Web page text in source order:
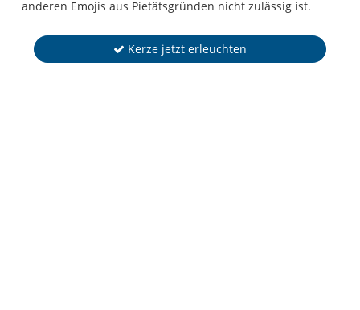
anderen Emojis aus Pietätsgründen nicht zulässig ist.
Kerze jetzt erleuchten